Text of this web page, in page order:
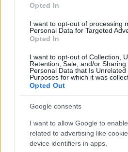
Opted In
I want to opt-out of processing
Personal Data for Targeted
Opted In
I want to opt-out of Collection,
Retention, Sale, and/or Sharing
Personal Data that Is Unrelated
Purposes for which it was
Opted Out
Google consents
I want to allow Google to
related to advertising like
device identifiers in apps.
WooHoo-
Ha eddig még nem
frissítőket, ezeket látva,
megfelelő mennyiségű
inkább megmutatjuk, mi hogyan
csapvizet. 3 briliáns